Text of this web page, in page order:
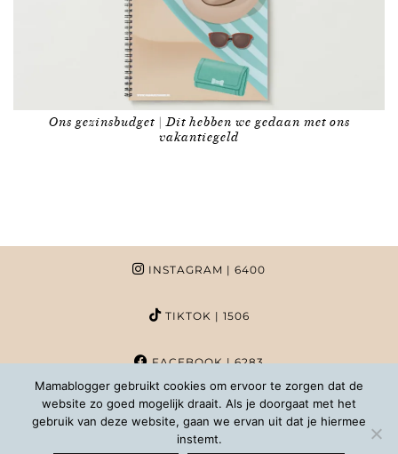
Ons gezinsbudget | Dit hebben we gedaan met ons
vakantiegeld
INSTAGRAM | 6400
TIKTOK | 1506
FACEBOOK| 6283
PINTEREST | 1020
Mamablogger gebruikt cookies om ervoor te zorgen dat de
website zo goed mogelijk draait. Als je doorgaat met het
gebruik van deze website, gaan we ervan uit dat je hiermee
instemt.